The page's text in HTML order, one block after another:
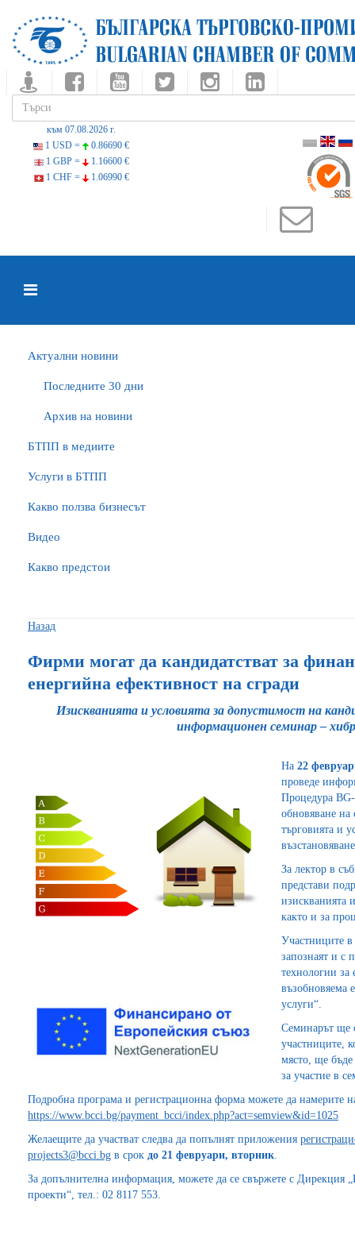
към 07.08.2026 г.
1 USD =
0.86690 €
1 GBP =
1.16600 €
1 CHF =
1.06990 €
Актуални новини
Последните 30 дни
Архив на новини
БTПП в медиите
Услуги в БТПП
Какво ползва бизнесът
Видео
Какво предстои
Назад
Фирми могат да кандидатстват за
енергийна ефективност на сгради
Изискванията и условията за допустимост на
информационен семинар –
На 22
проведе
Процедура
обновяване на
търговията и
За лектор в
представи
изискванията
както и за
Участниците
запознаят и с
технологии за
възобновяема
услуги“.
Семинарът ще
участниците,
място, ще бъде
за участие в
Подробна програма и регистрационна форма можете да намерите
https://www.bcci.bg/payment_bcci/index.php?act=semview&id=1025
Желаещите да участват следва да попълнят приложения
projects3@bcci.bg в срок до 21 февруари, вторник.
За допълнителна информация, можете да се свържете с Дирекция
проекти“, тел.: 02 8117 553.